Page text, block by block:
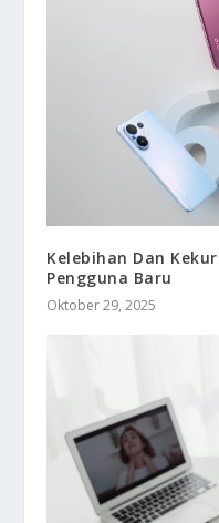
Kelebihan Dan
Pengguna Baru
Oktober 29, 2025